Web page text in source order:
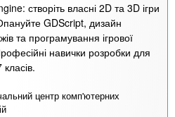
створіть власні 2D та 3D ігри
GDScript, дизайн
та програмування ігрової
навички розробки для
класів.
центр комп'ютерних